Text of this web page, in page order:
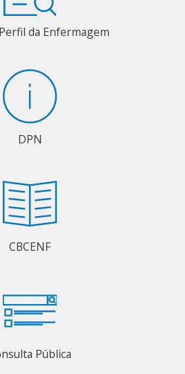
da Enfermagem
DPN
CBCENF
Pública